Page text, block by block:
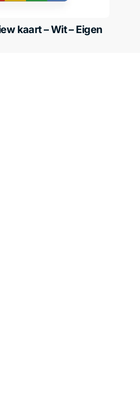
kaart – Wit – Eigen